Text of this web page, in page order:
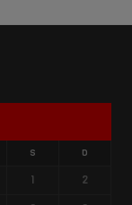
S D
1
2